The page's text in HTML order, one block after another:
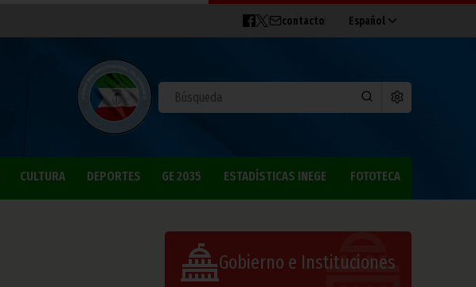
contacto Español
CULTURA DEPORTES GE 2035 ESTADÍSTICAS INEGE FOTOTECA
Gobierno e Instituciones